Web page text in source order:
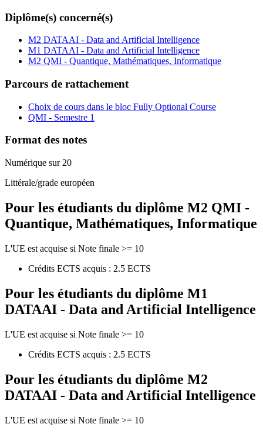
Diplôme(s) concerné(s)
M2 DATAAI - Data and Artificial Intelligence
M1 DATAAI - Data and Artificial Intelligence
M2 QMI - Quantique, Mathématiques, Informatique
Parcours de rattachement
Choix de cours dans le bloc Fully Optional Course
QMI - Semestre 1
Format des notes
Numérique sur 20
Littérale/grade européen
Pour les étudiants du diplôme M2 QMI -
Quantique, Mathématiques, Informatique
L'UE est acquise si Note finale >= 10
Crédits ECTS acquis : 2.5 ECTS
Pour les étudiants du diplôme M1
DATAAI - Data and Artificial Intelligence
L'UE est acquise si Note finale >= 10
Crédits ECTS acquis : 2.5 ECTS
Pour les étudiants du diplôme M2
DATAAI - Data and Artificial Intelligence
L'UE est acquise si Note finale >= 10